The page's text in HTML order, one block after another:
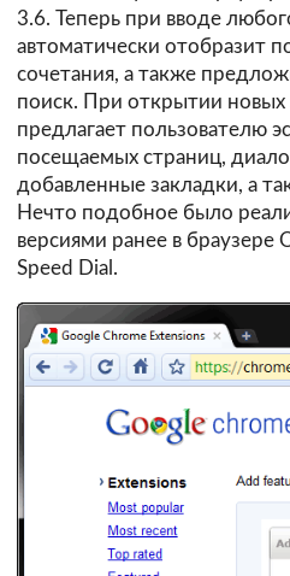
3.6. Теперь при вводе
автоматически отобразит
сочетания, а также
поиск. При открытии новых
предлагает пользователю
посещаемых страниц,
добавленные закладки, а
Нечто подобное было
версиями ранее в браузере
Speed Dial.